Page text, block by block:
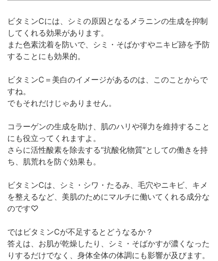
ビタミンCには、シミの原因となるメラニンの生成を抑制
してくれる効果があります。
また色素沈着を防いで、シミ・そばかすやニキビ跡を予防
することにも効果的。
ビタミンC＝美白のイメージがあるのは、このことからで
すね。
でもそれだけじゃありません。
コラーゲンの生成を助け、肌のハリや弾力を維持すること
にも役立ってくれますよ。
さらに活性酸素を除去する“抗酸化物質”としての働きを持
ち、肌荒れを防ぐ効果も。
ビタミンCは、シミ・シワ・たるみ、毛穴やニキビ、キメ
を整えるなど、美肌のためにマルチに働いてくれる成分な
のです♡
ではビタミンCが不足するとどうなるか？
答えは、お肌が乾燥したり、シミ・そばかすが濃くなった
りするだけでなく、身体全体の体調にも影響が及びます。